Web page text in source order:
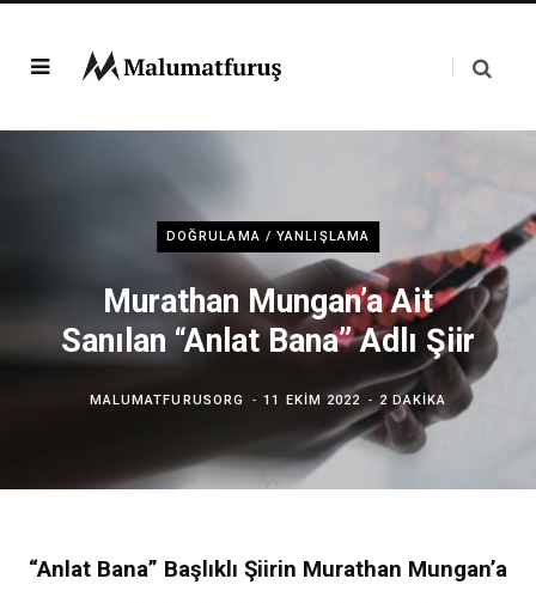
DOĞRULAMA / YANLIŞLAMA
Murathan Mungan’a Ait
Sanılan “Anlat Bana” Adlı Şiir
MALUMATFURUSORG 11 EKIM 2022 2 DAKIKA
“Anlat Bana” Başlıklı Şiirin Murathan Mungan’a